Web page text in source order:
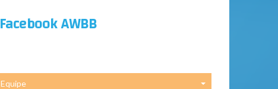
Facebook AWBB
Equipe